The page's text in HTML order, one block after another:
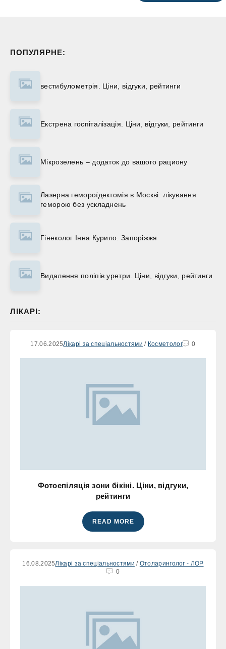
ПОПУЛЯРНЕ:
вестибулометрія. Ціни, відгуки, рейтинги
Екстрена госпіталізація. Ціни, відгуки, рейтинги
Мікрозелень – додаток до вашого рациону
Лазерна гемороїдектомія в Москві: лікування
геморою без ускладнень
Гінеколог Інна Курило. Запоріжжя
Видалення поліпів уретри. Ціни, відгуки, рейтинги
ЛІКАРІ:
17.06.2025Лікарі за спеціальностями / Косметолог 0
Фотоепіляція зони бікіні. Ціни, відгуки,
рейтинги
READ MORE
16.08.2025Лікарі за спеціальностями / Отоларинголог - ЛОР
0